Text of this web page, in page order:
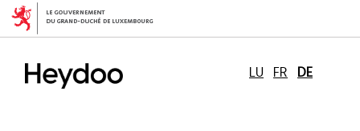
Direkt
zum
LU
FR DE